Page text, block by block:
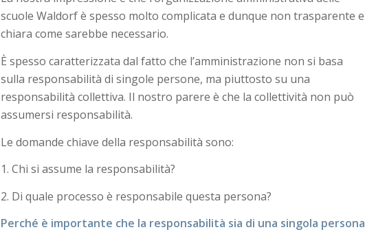
scuole Waldorf è spesso molto complicata e dunque non trasparente e
chiara come sarebbe necessario.
È spesso caratterizzata dal fatto che l’amministrazione non si basa
sulla responsabilità di singole persone, ma piuttosto su una
responsabilità collettiva. Il nostro parere è che la collettività non può
assumersi responsabilità.
Le domande chiave della responsabilità sono:
1. Chi si assume la responsabilità?
2. Di quale processo è responsabile questa persona?
Perché è importante che la responsabilità sia di una singola persona